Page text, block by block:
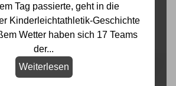
Tag passierte, geht in die
Kinderleichtathletik-Geschichte
Wetter haben sich 17 Teams
der...
Weiterlesen